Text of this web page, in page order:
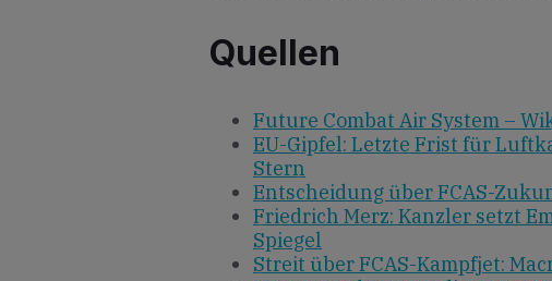
Quellen
Future Combat Air System –
EU-Gipfel: Letzte Frist für
Stern
Entscheidung über FCAS-
Friedrich Merz: Kanzler setzt
Spiegel
Streit über FCAS-Kampfjet: